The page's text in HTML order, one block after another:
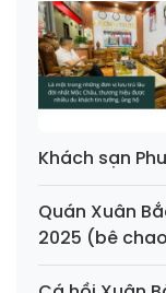
Khách sạn
Quán Xuân
2025 (bê